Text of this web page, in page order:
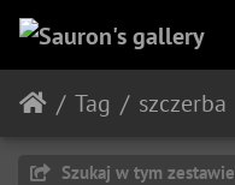
Tag szczerba
Szukaj w tym zestawie